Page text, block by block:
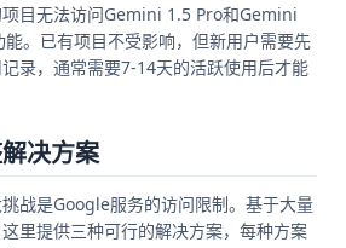
目无法访问Gemini 1.5 Pro和Gemini
。已有项目不受影响，但新用户需要先
录，通常需要7-14天的活跃使用后才能
决方案
战是Google服务的访问限制。基于大量
里提供三种可行的解决方案，每种方案